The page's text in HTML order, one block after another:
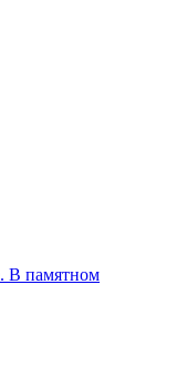
В памятном